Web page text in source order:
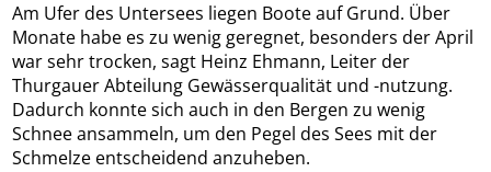
Am Ufer des Untersees liegen Boote auf Grund. Über
Monate habe es zu wenig geregnet, besonders der April
war sehr trocken, sagt Heinz Ehmann, Leiter der
Thurgauer Abteilung Gewässerqualität und -nutzung.
Dadurch konnte sich auch in den Bergen zu wenig
Schnee ansammeln, um den Pegel des Sees mit der
Schmelze entscheidend anzuheben.